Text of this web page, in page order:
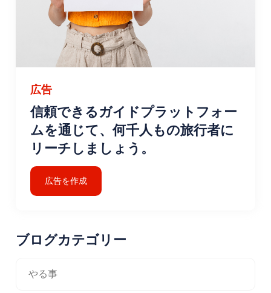
広告
信頼できるガイドプラットフォー
ムを通じて、何千人もの旅行者に
リーチしましょう。
広告を作成
ブログカテゴリー
やる事